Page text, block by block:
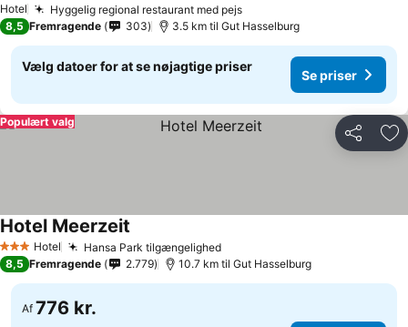
Hotel Hyggelig regional restaurant med pejsSe priser
Se priser
8,5 Fremragende 303 3.5 km til Gut Hasselburg
Vælg datoer for at se nøjagtige priser
Se priser
Del
Populært valg
3 StjernerHotel Hansa Park tilgængelighedSe priser
Hotel Meerzeit
8,5 Fremragende 2.779 10.7 km til Gut Hasselburg
Af 776 kr.